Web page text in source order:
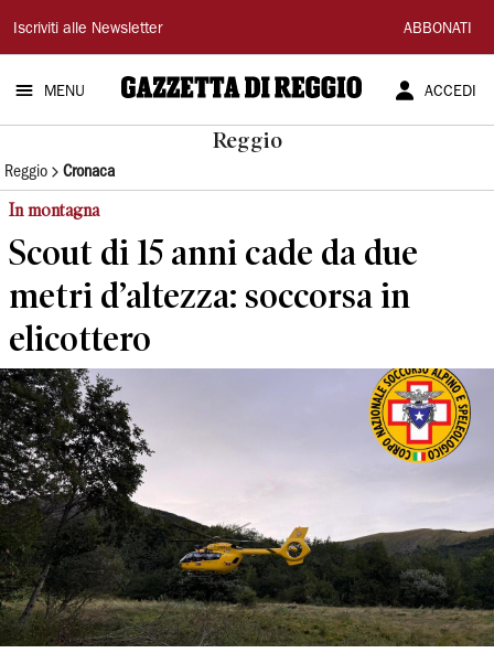
Gazzetta
di
Reggio
Iscriviti alle Newsletter ABBONATI
MENU ACCEDI
Reggio
Reggio Cronaca
In montagna
Scout di 15 anni cade da due
metri d’altezza: soccorsa in
elicottero